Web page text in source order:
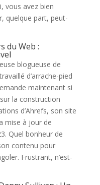
vous avez bien
quelque part, peut-
du Web :
blogueuse de
d’arrache-pied
maintenant si
la construction
d’Ahrefs, son site
mise à jour de
Quel bonheur de
contenu pour
Frustrant, n’est-